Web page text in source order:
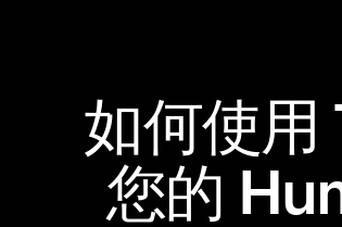
如何使用
您的